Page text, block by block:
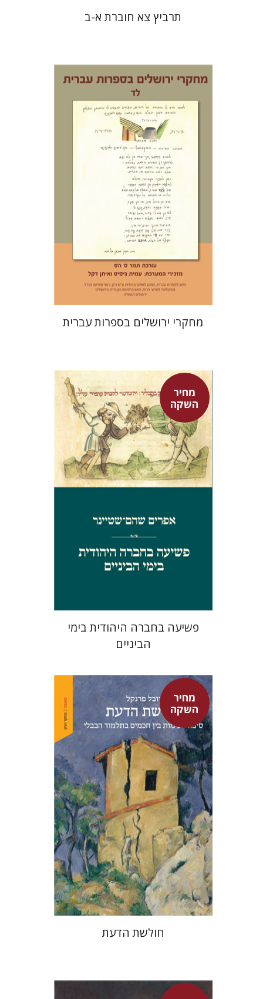
תרביץ צא חוברת א-ב
תמר ס' הס
הנחת אתר ספר מודפס
$33
$30
מחקרי ירושלים בספרות עברית
מחיר
השקה
אפרים שהם-שטיינר
מחיר השקה
$42
$29
פשיעה בחברה היהודית בימי
הביניים
מחיר
השקהיובל פרנקל
מחיר השקה
$46
$32
חולשת הדעת